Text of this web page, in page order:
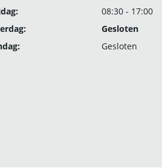
08:30 - 17:00
Gesloten
Gesloten